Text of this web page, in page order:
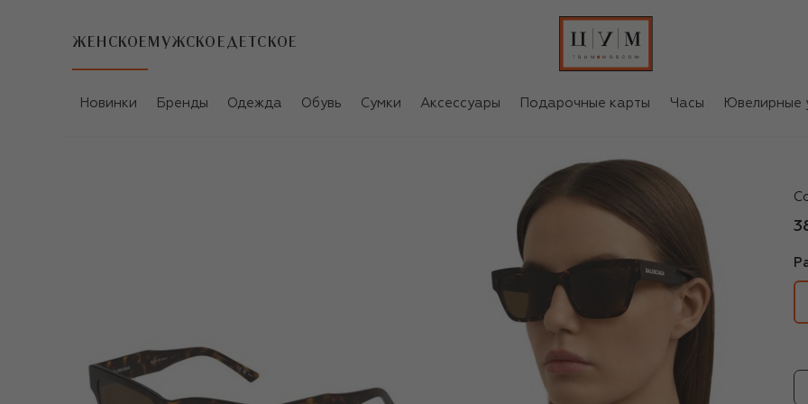
ЖЕНСКОЕ МУЖСКОЕ ДЕТСКОЕ
Новинки Бренды Одежда Обувь Сумки Аксессуары Подарочные карты Часы Ювелирные